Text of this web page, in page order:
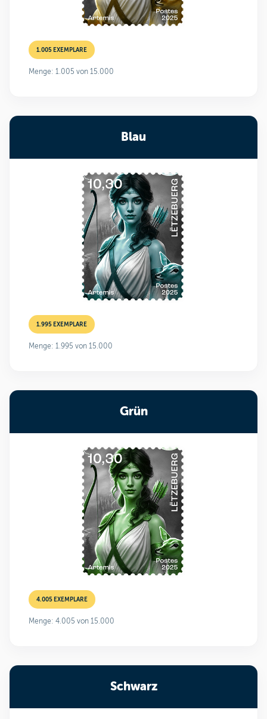
1.005 EXEMPLARE
Menge: 1.005 von 15.000
Blau
1.995 EXEMPLARE
Menge: 1.995 von 15.000
Grün
4.005 EXEMPLARE
Menge: 4.005 von 15.000
Schwarz